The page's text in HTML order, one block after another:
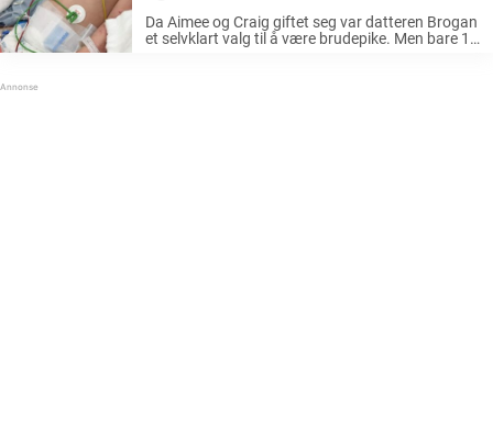
grusomme sannheten er det for sent
Da Aimee og Craig giftet seg var datteren Brogan
et selvklart valg til å være brudepike. Men bare 13